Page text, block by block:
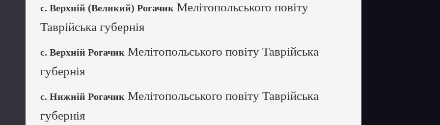
с. Верхній (Великий) Рогачик Мелітопольського повіту
Таврійська губернія
с. Верхній Рогачик Мелітопольського повіту Таврійська
губернія
с. Нижній Рогачик Мелітопольського повіту Таврійська
губернія